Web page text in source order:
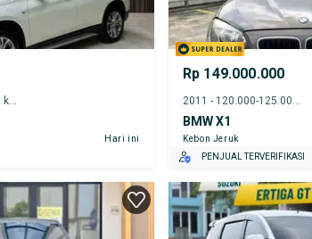
Hari ini
Rp 149.000.000
BMW X1
Kebon Jeruk
PENJUAL TERVERIFIKASI